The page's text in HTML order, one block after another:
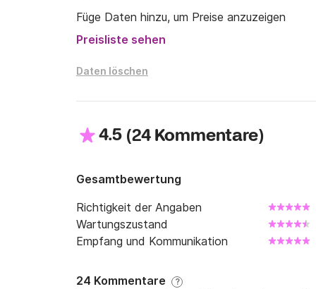
Füge Daten hinzu, um Preise anzuzeigen
Preisliste sehen
Daten löschen
4.5 (24 Kommentare)
Gesamtbewertung
Richtigkeit der Angaben
Wartungszustand
Empfang und Kommunikation
24 Kommentare ?